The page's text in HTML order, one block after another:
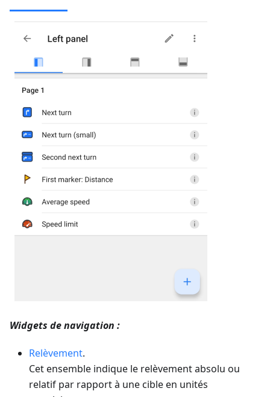
Widgets de navigation :
Relèvement.
Cet ensemble indique le relèvement absolu ou
relatif par rapport à une cible en unités